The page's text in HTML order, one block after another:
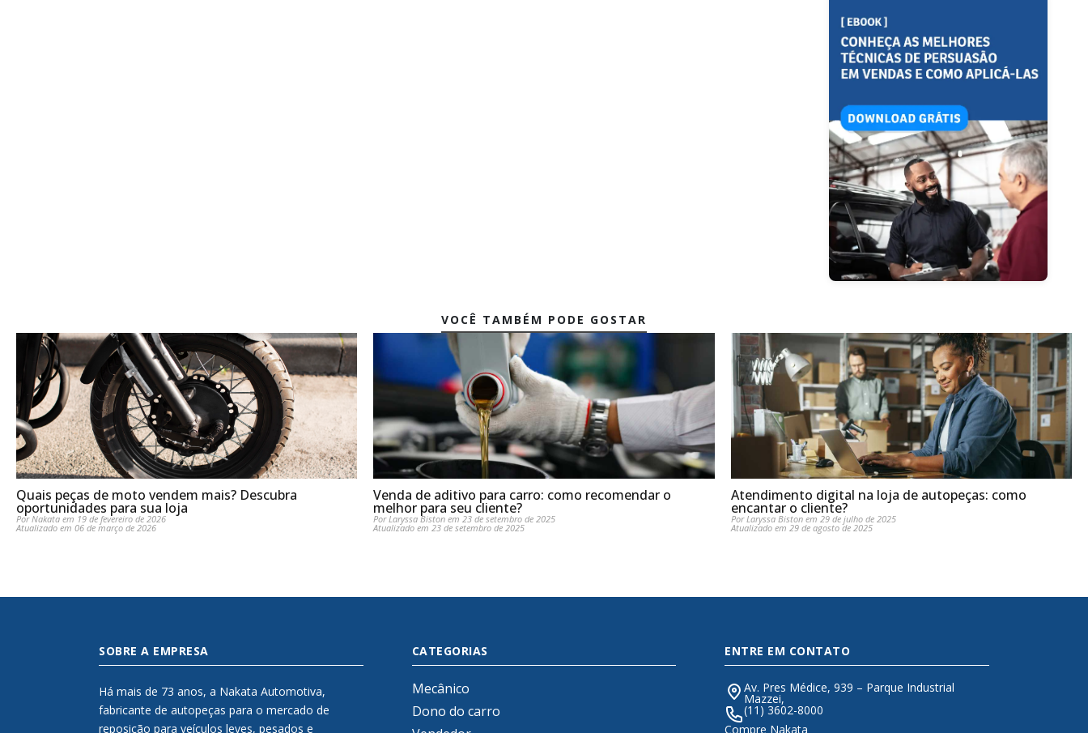
VOCÊ TAMBÉM PODE GOSTAR
Quais peças de moto vendem mais? Descubra
oportunidades para sua loja
Por Nakata em 19 de fevereiro de 2026
Atualizado em 06 de março de 2026
Venda de aditivo para carro: como recomendar o
melhor para seu cliente?
Por Laryssa Biston em 23 de setembro de 2025
Atualizado em 23 de setembro de 2025
Atendimento digital na loja de autopeças: como
encantar o cliente?
Por Laryssa Biston em 29 de julho de 2025
Atualizado em 29 de agosto de 2025
SOBRE A EMPRESA
Há mais de 73 anos, a Nakata Automotiva,
fabricante de autopeças para o mercado de
reposição para veículos leves, pesados e
CATEGORIAS
Mecânico
Dono do carro
ENTRE EM CONTATO
Av. Pres Médice, 939 – Parque Industrial
Mazzei,
(11) 3602-8000
Compre Nakata